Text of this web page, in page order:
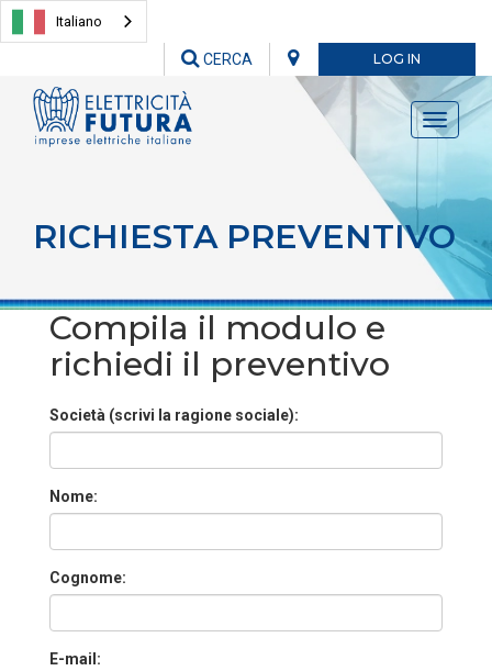
Italiano
LOG IN
CERCA
Toggle
RICHIESTA PREVENTIVO
Compila il modulo e
richiedi il preventivo
Società (scrivi la ragione sociale):
Nome:
Cognome:
E-mail: